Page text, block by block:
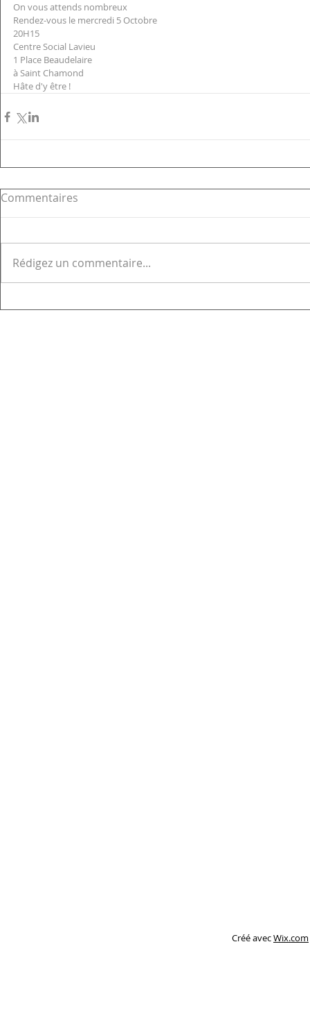
On vous attends nombreux
Rendez-vous le mercredi 5 Octobre
20H15
Centre Social Lavieu
1 Place Beaudelaire
à Saint Chamond
Hâte d'y être !
Commentaires
Rédigez un commentaire...
Créé avecWix.com